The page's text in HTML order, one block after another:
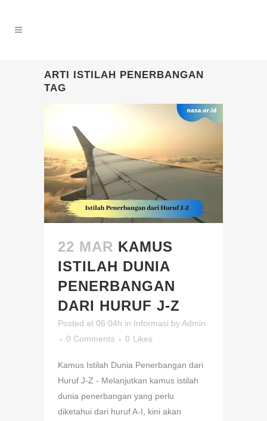
ARTI ISTILAH PENERBANGAN
TAG
22 MAR KAMUS
ISTILAH DUNIA
PENERBANGAN
DARI HURUF J-Z
Posted at 06:04h in Informasi byAdmin
0 Comments
0 Likes
Kamus Istilah Dunia Penerbangan dari
Huruf J-Z - Melanjutkan kamus istilah
dunia penerbangan yang perlu
diketahui dari huruf A-I, kini akan